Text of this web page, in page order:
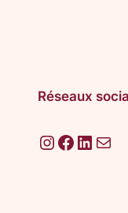
Réseaux
InstagramFacebook LinkedIn E-mail